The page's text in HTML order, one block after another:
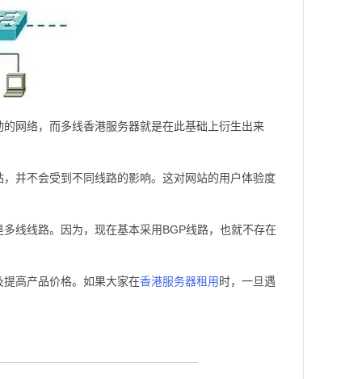
网络，而多线香港服务器就是在此基础上衍生出来
并不会受到不同线路的影响。这对网站的用户体验度
线线路。因为，现在基本采用BGP线路，也就不存在
高产品价格。如果大家在香港服务器租用 时，一旦遇